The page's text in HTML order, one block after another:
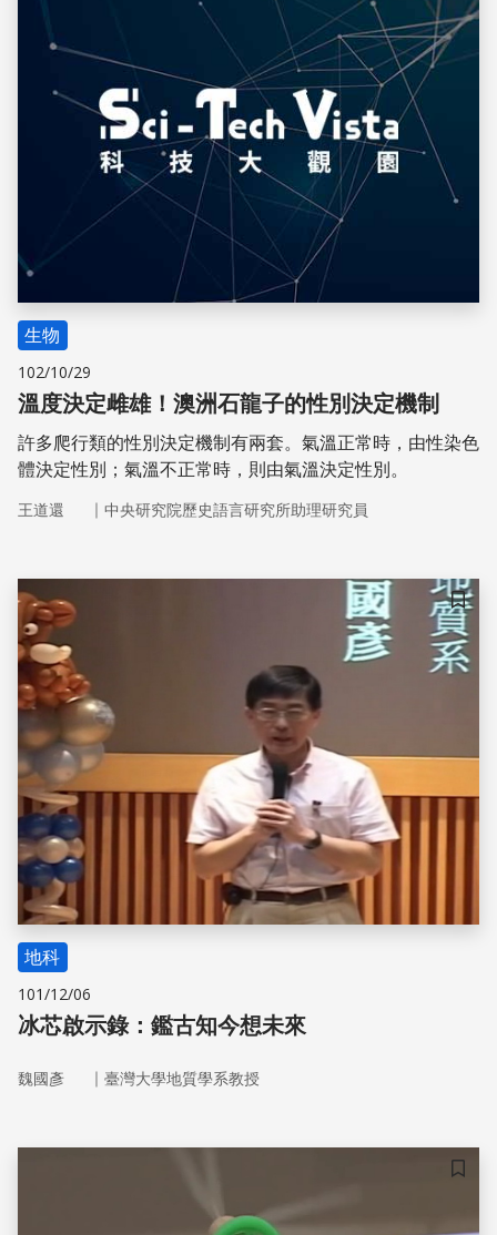
生物
102/10/29
溫度決定雌雄！澳洲石龍子的性別決定機制
許多爬行類的性別決定機制有兩套。氣溫正常時，由性染色
體決定性別；氣溫不正常時，則由氣溫決定性別。
王道還 ｜ 中央研究院歷史語言研究所助理研究員
儲存
地科
101/12/06
冰芯啟示錄：鑑古知今想未來
魏國彥 ｜ 臺灣大學地質學系教授
儲存